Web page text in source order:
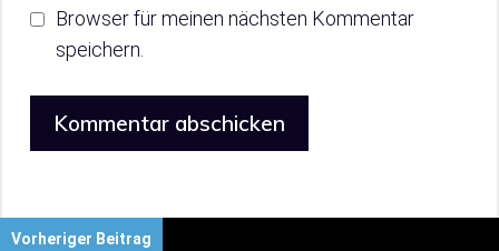
Browser für meinen nächsten Kommentar
speichern.
Vorheriger Beitrag